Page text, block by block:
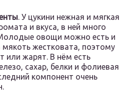
. У цукини нежная и мягкая
и вкуса, в ней много
Молодые овощи можно есть и
жестковата, поэтому
или жарят. В нём есть
сахар, белки и фолиевая
компонент очень